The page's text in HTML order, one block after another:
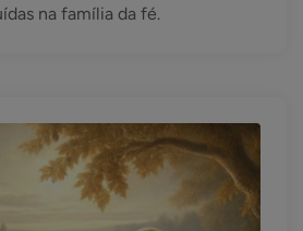
na família da fé.